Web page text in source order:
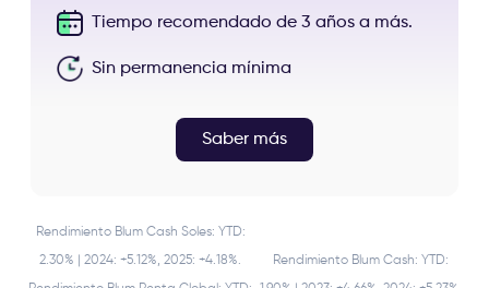
Tiempo recomendado de 3 años a más.
Sin permanencia mínima
Saber más
Rendimiento Blum Cash Soles: YTD:
2.30% | 2024: +5.12%, 2025: +4.18%. Rendimiento Blum Cash: YTD: